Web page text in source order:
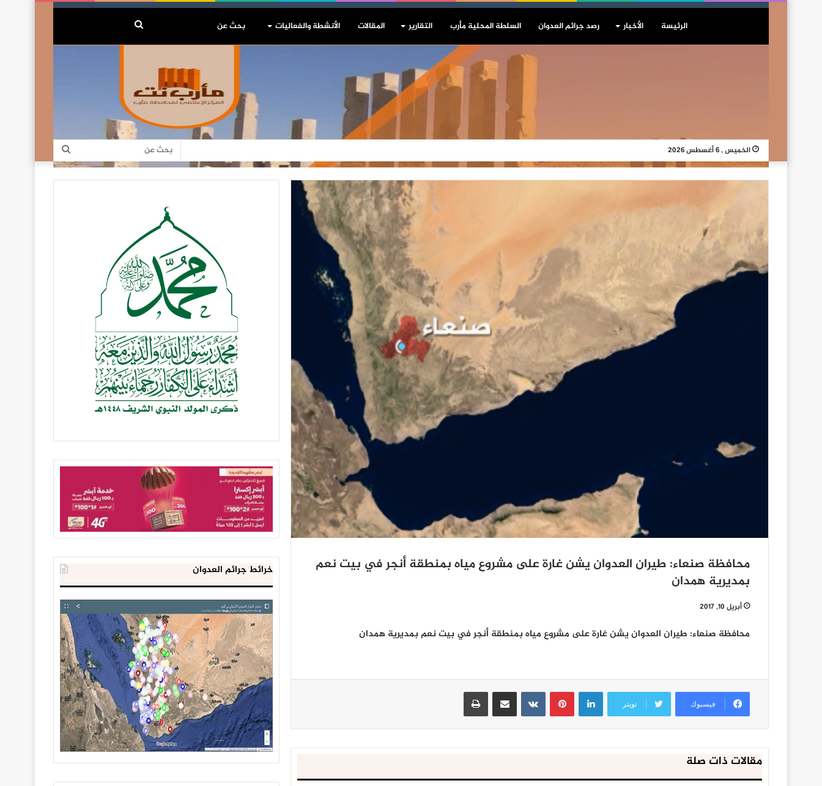
الرئيسة الأخبار رصد جرائم العدوان السلطة المحلية مأرب التقارير المقالات الأنشطة والفعاليات بحث
الخميس , 6 أغسطس 2026
بحث
عن
محافظة صنعاء: طيران العدوان يشن غارة على مشروع مياه بمنطقة أنجر في بيت نعم
بمديرية همدان
أبريل 10, 2017
محافظة صنعاء: طيران العدوان يشن غارة على مشروع مياه بمنطقة أنجر في بيت نعم بمديرية همدان
فيسبوك تويتر
لينكدإنبينتيريست مشاركة عبر البريد طباعة
مقالات ذات صلة
خرائط جرائم العدوان